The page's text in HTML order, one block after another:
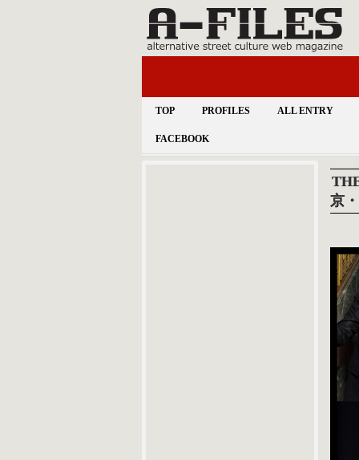
TOP PROFILES ALL ENTRY
FACEBOOK
京